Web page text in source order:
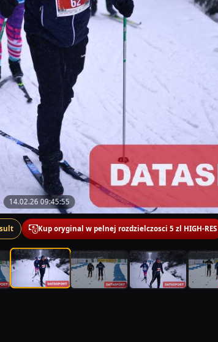
14.02.26 09:45:55
Kup oryginal w pelnej rozdzielczosci 5 zl HIGH-RES